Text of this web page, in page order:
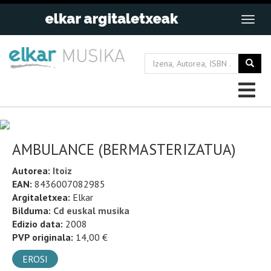
AMBULANCE (BERMASTERIZATUA)
Autorea: Itoiz
EAN: 8436007082985
Argitaletxea: Elkar
Bilduma: Cd euskal musika
Edizio data: 2008
PVP originala: 14,00 €
EROSI